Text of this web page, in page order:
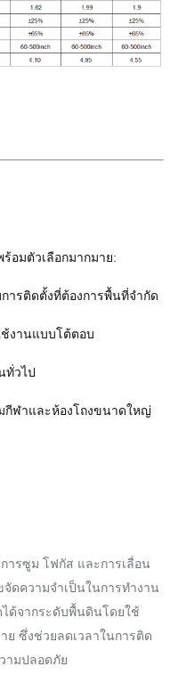
อมตัวเลือกมากมาย:
ารติดตั้งที่ต้องการพื้นที่จำกัด
ช้งานแบบโต้ตอบ
วไป
กีฬาและห้องโถงขนาดใหญ่
ารซูม โฟกัส และการเลื่อน
ดความจำเป็นในการทำงาน
ด้จากระดับพื้นดินโดยใช้
ย ซึ่งช่วยลดเวลาในการติด
ามปลอดภัย